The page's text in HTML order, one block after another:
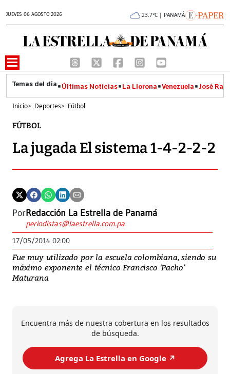
JUEVES 06 AGOSTO 2026 23.7°C | PANAMÁ
Últimas Noticias La Llorona Venezuela José
Inicio> Deportes> Fútbol
FÚTBOL
La jugada El sistema 1-4-2-2-2
PorRedacción La Estrella de Panamá
periodistas@laestrella.com.pa
17/05/2014 02:00
Fue muy utilizado por la escuela colombiana, siendo su
máximo exponente el técnico Francisco ‘Pacho’
Maturana
Encuentra más de nuestra cobertura en los resultados
de búsqueda.
Agrega La Estrella en Google ↗️